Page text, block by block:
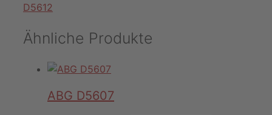
D5612
Ähnliche Produkte
ABG D5607